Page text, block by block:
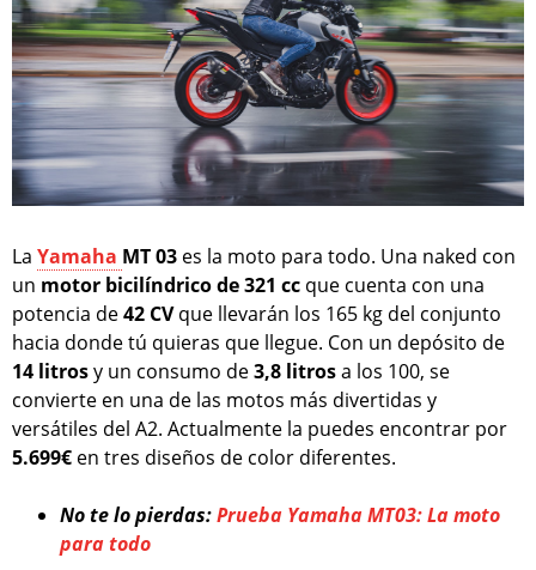
La Yamaha MT 03 es la moto para todo. Una naked con
un motor bicilíndrico de 321 cc que cuenta con una
potencia de42 CVque llevarán los 165 kg del conjunto
hacia donde tú quieras que llegue. Con un depósito de
14 litrosy un consumo de3,8 litrosa los 100, se
convierte en una de las motos más divertidas y
versátiles del A2. Actualmente la puedes encontrar por
5.699€ en tres diseños de color diferentes.
No te lo pierdas:Prueba Yamaha MT03: La moto
para todo